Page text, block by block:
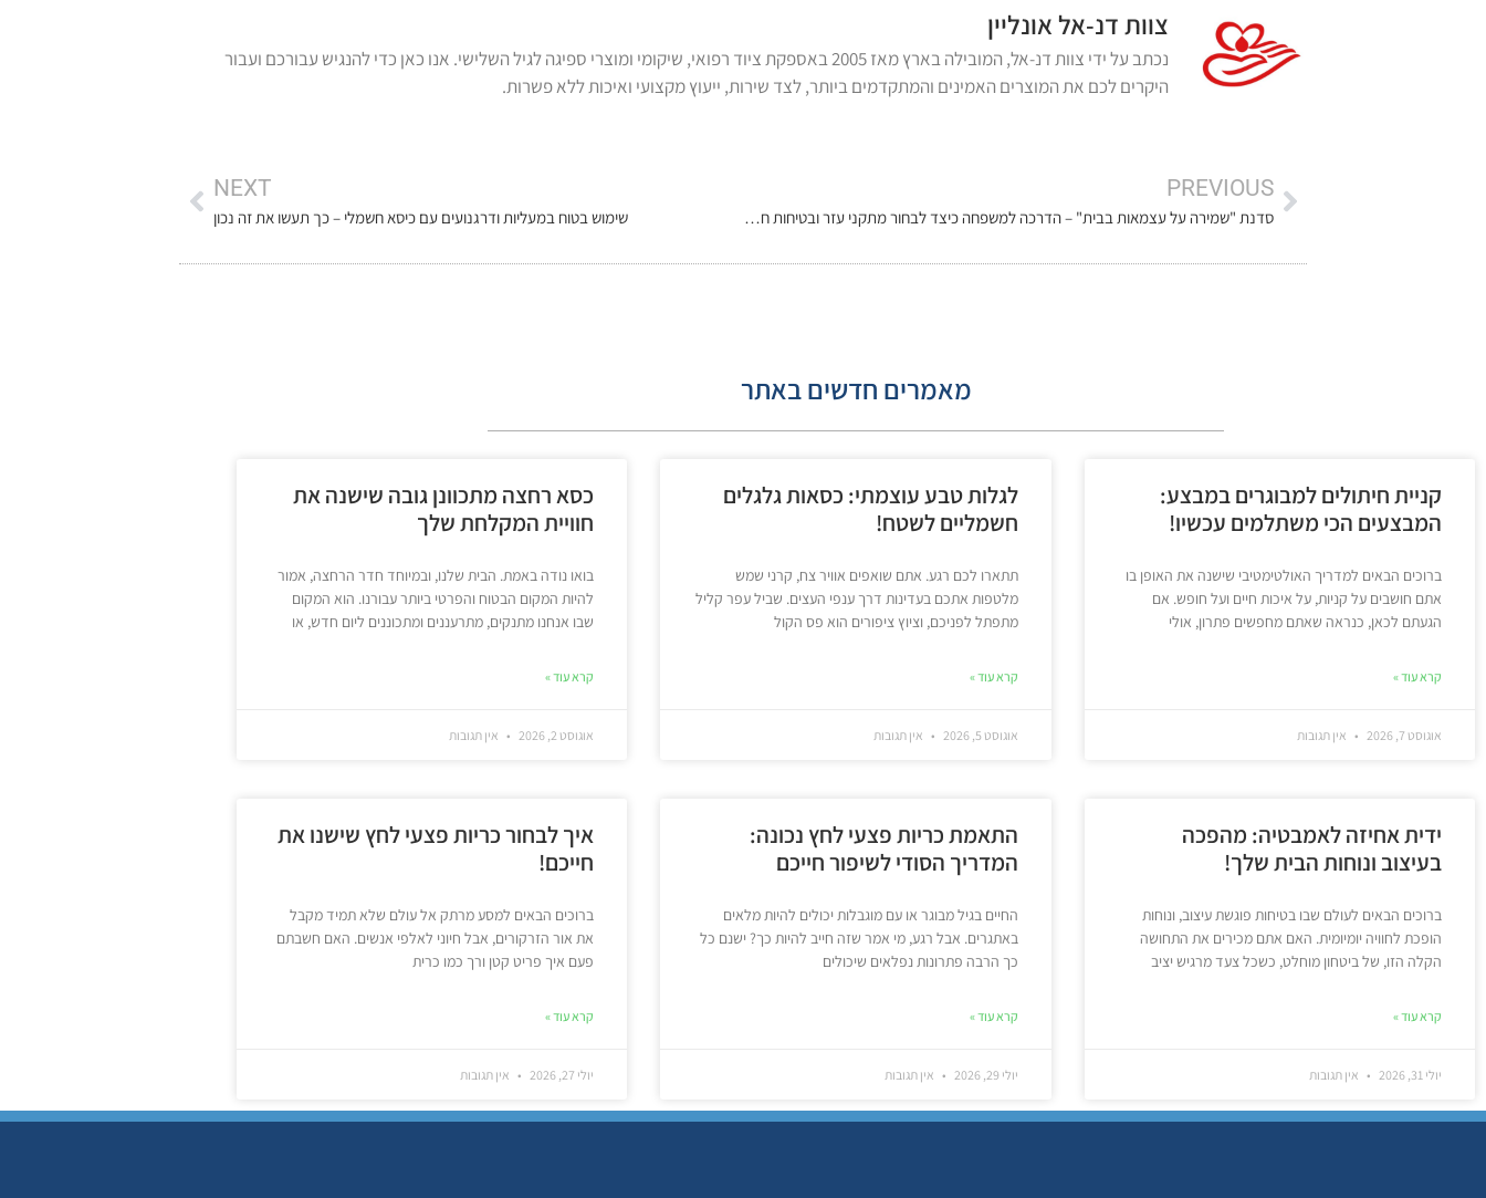
צוות דנ-אל אונליין
נכתב על ידי צוות דנ-אל, המובילה בארץ מאז 2005 באספקת ציוד רפואי, שיקומי ומוצרי ספיגה לגיל השלישי. אנו כאן כדי להנגיש עבורכם ועבור
היקרים לכם את המוצרים האמינים והמתקדמים ביותר, לצד שירות, ייעוץ מקצועי ואיכות ללא פשרות.
PREVIOUS
סדנת "שמירה על עצמאות בבית" – הדרכה למשפחה כיצד לבחור מתקני עזר ובטיחות חכמים
NEXT
שימוש בטוח במעליות ודרגנועים עם כיסא חשמלי – כך תעשו את זה נכון
מאמרים חדשים באתר
קניית חיתולים למבוגרים במבצע:
המבצעים הכי משתלמים עכשיו!
ברוכים הבאים למדריך האולטימטיבי שישנה את האופן בו
אתם חושבים על קניות, על איכות חיים ועל חופש. אם
הגעתם לכאן, כנראה שאתם מחפשים פתרון, אולי
קרא עוד »
אוגוסט 7, 2026 אין תגובות
לגלות טבע עוצמתי: כסאות גלגלים
חשמליים לשטח!
תתארו לכם רגע. אתם שואפים אוויר צח, קרני שמש
מלטפות אתכם בעדינות דרך ענפי העצים. שביל עפר קליל
מתפתל לפניכם, וציוץ ציפורים הוא פס הקול
קרא עוד »
אוגוסט 5, 2026 אין תגובות
כסא רחצה מתכוונן גובה שישנה את
חוויית המקלחת שלך
בואו נודה באמת. הבית שלנו, ובמיוחד חדר הרחצה, אמור
להיות המקום הבטוח והפרטי ביותר עבורנו. הוא המקום
שבו אנחנו מתנקים, מתרעננים ומתכוננים ליום חדש, או
קרא עוד »
אוגוסט 2, 2026 אין תגובות
ידית אחיזה לאמבטיה: מהפכה
בעיצוב ונוחות הבית שלך!
ברוכים הבאים לעולם שבו בטיחות פוגשת עיצוב, ונוחות
הופכת לחוויה יומיומית. האם אתם מכירים את התחושה
הקלה הזו, של ביטחון מוחלט, כשכל צעד מרגיש יציב
קרא עוד »
יולי 31, 2026 אין תגובות
התאמת כריות פצעי לחץ נכונה:
המדריך הסודי לשיפור חייכם
החיים בגיל מבוגר או עם מוגבלות יכולים להיות מלאים
באתגרים. אבל רגע, מי אמר שזה חייב להיות כך? ישנם כל
כך הרבה פתרונות נפלאים שיכולים
קרא עוד »
יולי 29, 2026 אין תגובות
איך לבחור כריות פצעי לחץ שישנו את
חייכם!
ברוכים הבאים למסע מרתק אל עולם שלא תמיד מקבל
את אור הזרקורים, אבל חיוני לאלפי אנשים. האם חשבתם
פעם איך פריט קטן ורך כמו כרית
קרא עוד »
יולי 27, 2026 אין תגובות